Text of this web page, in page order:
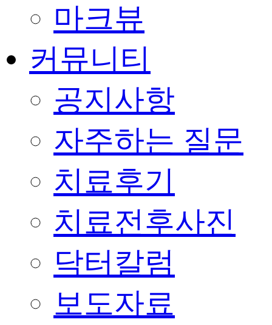
마크뷰
커뮤니티
공지사항
자주하는 질문
치료후기
치료전후사진
닥터칼럼
보도자료